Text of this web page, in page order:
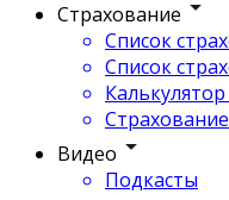
Страхование
Список
Список
Страхование
Видео
Подкасты